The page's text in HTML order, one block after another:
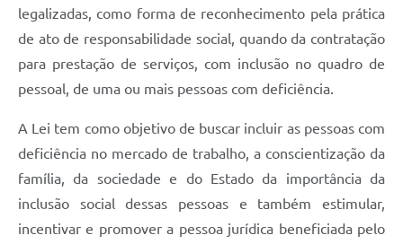
legalizadas, como forma de reconhecimento pela prática
de ato de responsabilidade social, quando da contratação
para prestação de serviços, com inclusão no quadro de
pessoal, de uma ou mais pessoas com deficiência.
A Lei tem como objetivo de buscar incluir as pessoas com
deficiência no mercado de trabalho, a conscientização da
família, da sociedade e do Estado da importância da
inclusão social dessas pessoas e também estimular,
incentivar e promover a pessoa jurídica beneficiada pelo